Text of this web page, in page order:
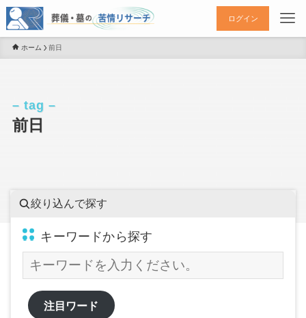
ログイン
ホーム 前日
前日
– tag –
絞り込んで探す
キーワードから探す
注目ワード